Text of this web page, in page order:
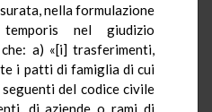
nella formulazione
nel giudizio
a) «[i] trasferimenti,
i patti di famiglia di cui
del codice civile
di aziende o rami di